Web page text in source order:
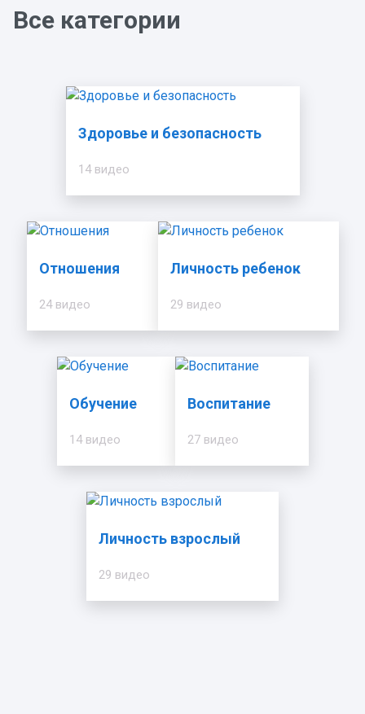
Все категории
Здоровье и безопасность
14 видео
Отношения
24 видео
Личность ребенок
29 видео
Обучение
14 видео
Воспитание
27 видео
Личность взрослый
29 видео